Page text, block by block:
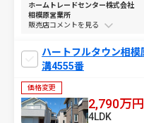
ホームトレードセンター株式会社
相模原営業所
販売店コメントを
ハートフルタウン相模
溝4555番
価格変更
2,790万
4LDK